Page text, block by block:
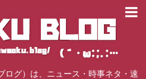
ログ）は、ニュース・時事ネタ・速